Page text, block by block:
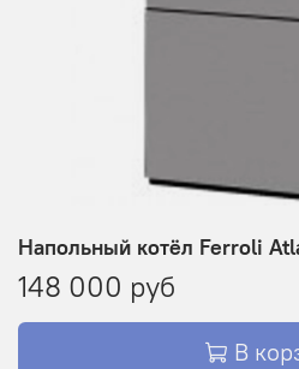
Напольный котёл Ferroli
148 000 руб
В